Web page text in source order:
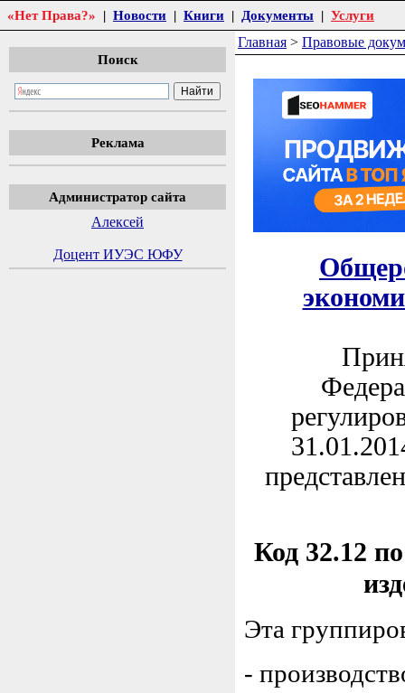
«Нет Права?» | Новости | Книги | Документы | Услуги
Поиск
Реклама
Администратор сайта
Алексей
Доцент ИУЭС ЮФУ
Главная > Правовые
Код 32.12
Эта
-